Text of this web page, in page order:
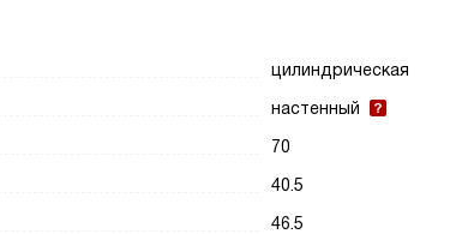
цилиндрическая
настенный
70
40.5
46.5